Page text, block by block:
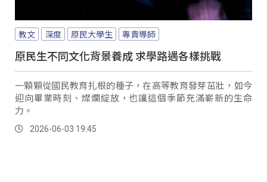
教文 深度 原民大學生 專責導師
原民生不同文化背景養成 求學路遇各樣挑戰
一顆顆從國民教育扎根的種子，在高等教育發芽茁壯，如今
迎向畢業時刻、燦爛綻放，也讓這個季節充滿嶄新的生命
力。
2026-06-03 19:45